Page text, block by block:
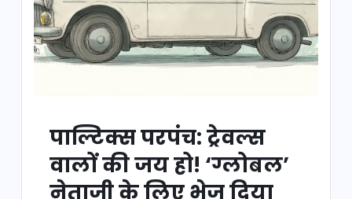
पाल्टिक्स परपंच: ट्रेवल्स
वालों की जय हो! ‘ग्लोबल’
नेताजी के लिए भेज दिया